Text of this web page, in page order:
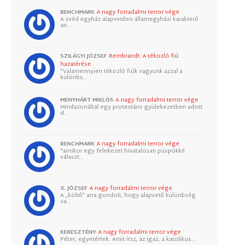
BENCHMARK A nagy forradalmi terror vége
A svéd egyház alapvetően államegyházi karakterű
an…
SZILÁGYI JÓZSEF Rembrandt: A tékozló fiú
hazatérése
"Valamennyien tékozló fiúk vagyunk azzal a
különbs…
MENYHÁRT MIKLÓS A nagy forradalmi terror vége
Mindazonáltal egy protestáns gyülekezetben adott
d…
BENCHMARK A nagy forradalmi terror vége
"amikor egy felekezet hivatalosan püspökké
választ…
X. JÓZSEF A nagy forradalmi terror vége
A „költő” arra gondolt, hogy alapvető különbség
va…
KERESZTÉNY A nagy forradalmi terror vége
Péter, egyetértek. Amit írsz, az igaz, a katolikus…